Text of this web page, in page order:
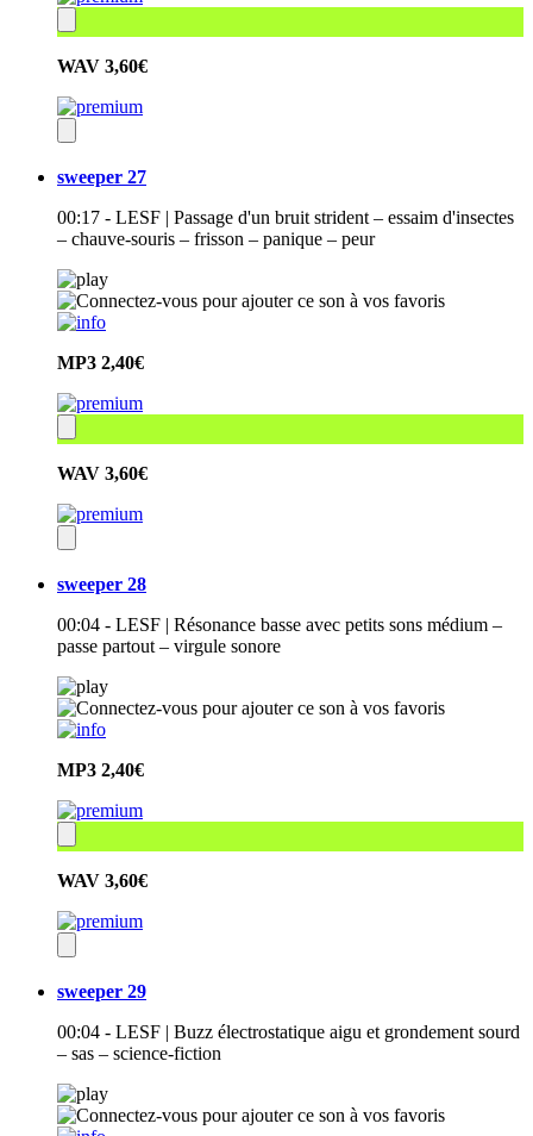
WAV 3,60€
sweeper 27
00:17 - LESF | Passage d'un bruit strident – essaim d'insectes
– chauve-souris – frisson – panique – peur
MP3 2,40€
WAV 3,60€
sweeper 28
00:04 - LESF | Résonance basse avec petits sons médium –
passe partout – virgule sonore
MP3 2,40€
WAV 3,60€
sweeper 29
00:04 - LESF | Buzz électrostatique aigu et grondement sourd
– sas – science-fiction